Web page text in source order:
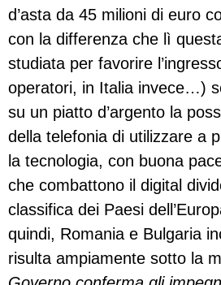
d’asta da 45 milioni di euro
con la differenza che lì
studiata per favorire
operatori, in Italia invece…)
su un piatto d’argento la
della telefonia di utilizzare a
la tecnologia, con buona
che combattono il digital
classifica dei Paesi
quindi, Romania e Bulgaria
risulta ampiamente sotto la